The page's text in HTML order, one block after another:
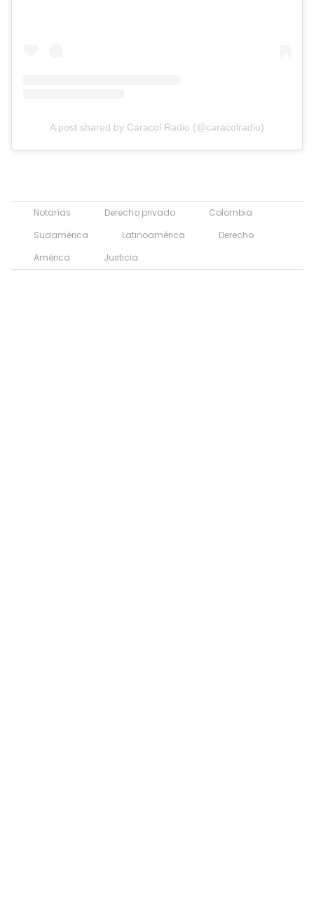
A post shared by Caracol Radio (@caracolradio)
Notarías Derecho privado
Colombia
Sudamérica
Latinoamérica
Derecho
América
Justicia